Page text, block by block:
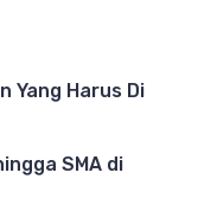
Yang Harus Di
SMA di